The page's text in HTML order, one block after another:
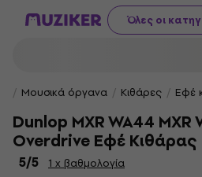
Όλες οι
Μουσικά όργανα Κιθάρες Εφέ
Dunlop MXR WA44 MXR
Overdrive Εφέ Κιθάρας
5/5
1 x βαθμολογία